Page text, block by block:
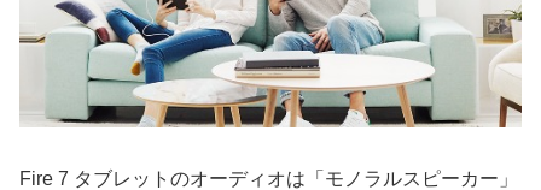
Fire 7 タブレットのオーディオは「モノラルスピーカー」